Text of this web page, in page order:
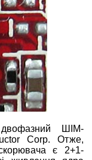
ШІМ-
Corp. Отже,
є 2+1-